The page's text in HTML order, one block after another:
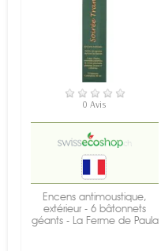
EN STOCK
0 Avis
Encens antimoustique,
extérieur - 6 bâtonnets
géants - La Ferme de Paula